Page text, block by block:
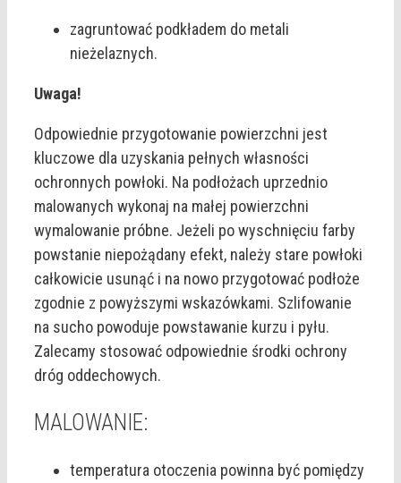
zagruntować podkładem do metali
nieżelaznych.
Uwaga!
Odpowiednie przygotowanie powierzchni jest
kluczowe dla uzyskania pełnych własności
ochronnych powłoki. Na podłożach uprzednio
malowanych wykonaj na małej powierzchni
wymalowanie próbne. Jeżeli po wyschnięciu farby
powstanie niepożądany efekt, należy stare powłoki
całkowicie usunąć i na nowo przygotować podłoże
zgodnie z powyższymi wskazówkami. Szlifowanie
na sucho powoduje powstawanie kurzu i pyłu.
Zalecamy stosować odpowiednie środki ochrony
dróg oddechowych.
MALOWANIE:
temperatura otoczenia powinna być pomiędzy